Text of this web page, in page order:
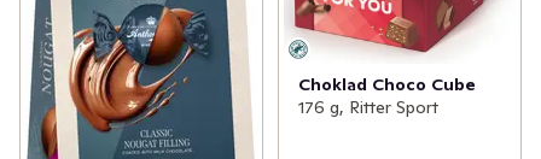
Choklad Choco Cube
176 g, Ritter Sport